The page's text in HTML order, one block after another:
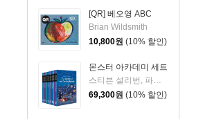
[QR] 베오영 ABC
Brian Wildsmith
10,800원 (10% 할인)
몬스터 아카데미 세트
69,300원 (10% 할인)